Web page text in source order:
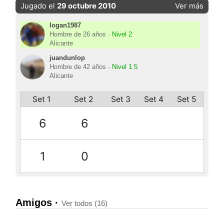
Jugado el 29 octubre 2010 Ver más
logan1987
Hombre de 26 años · Nivel 2
Alicante
juandunlop
Hombre de 42 años · Nivel 1.5
Alicante
Set 1 Set 2 Set 3 Set 4 Set 5
6 6
1 0
Amigos ·Ver todos (16)